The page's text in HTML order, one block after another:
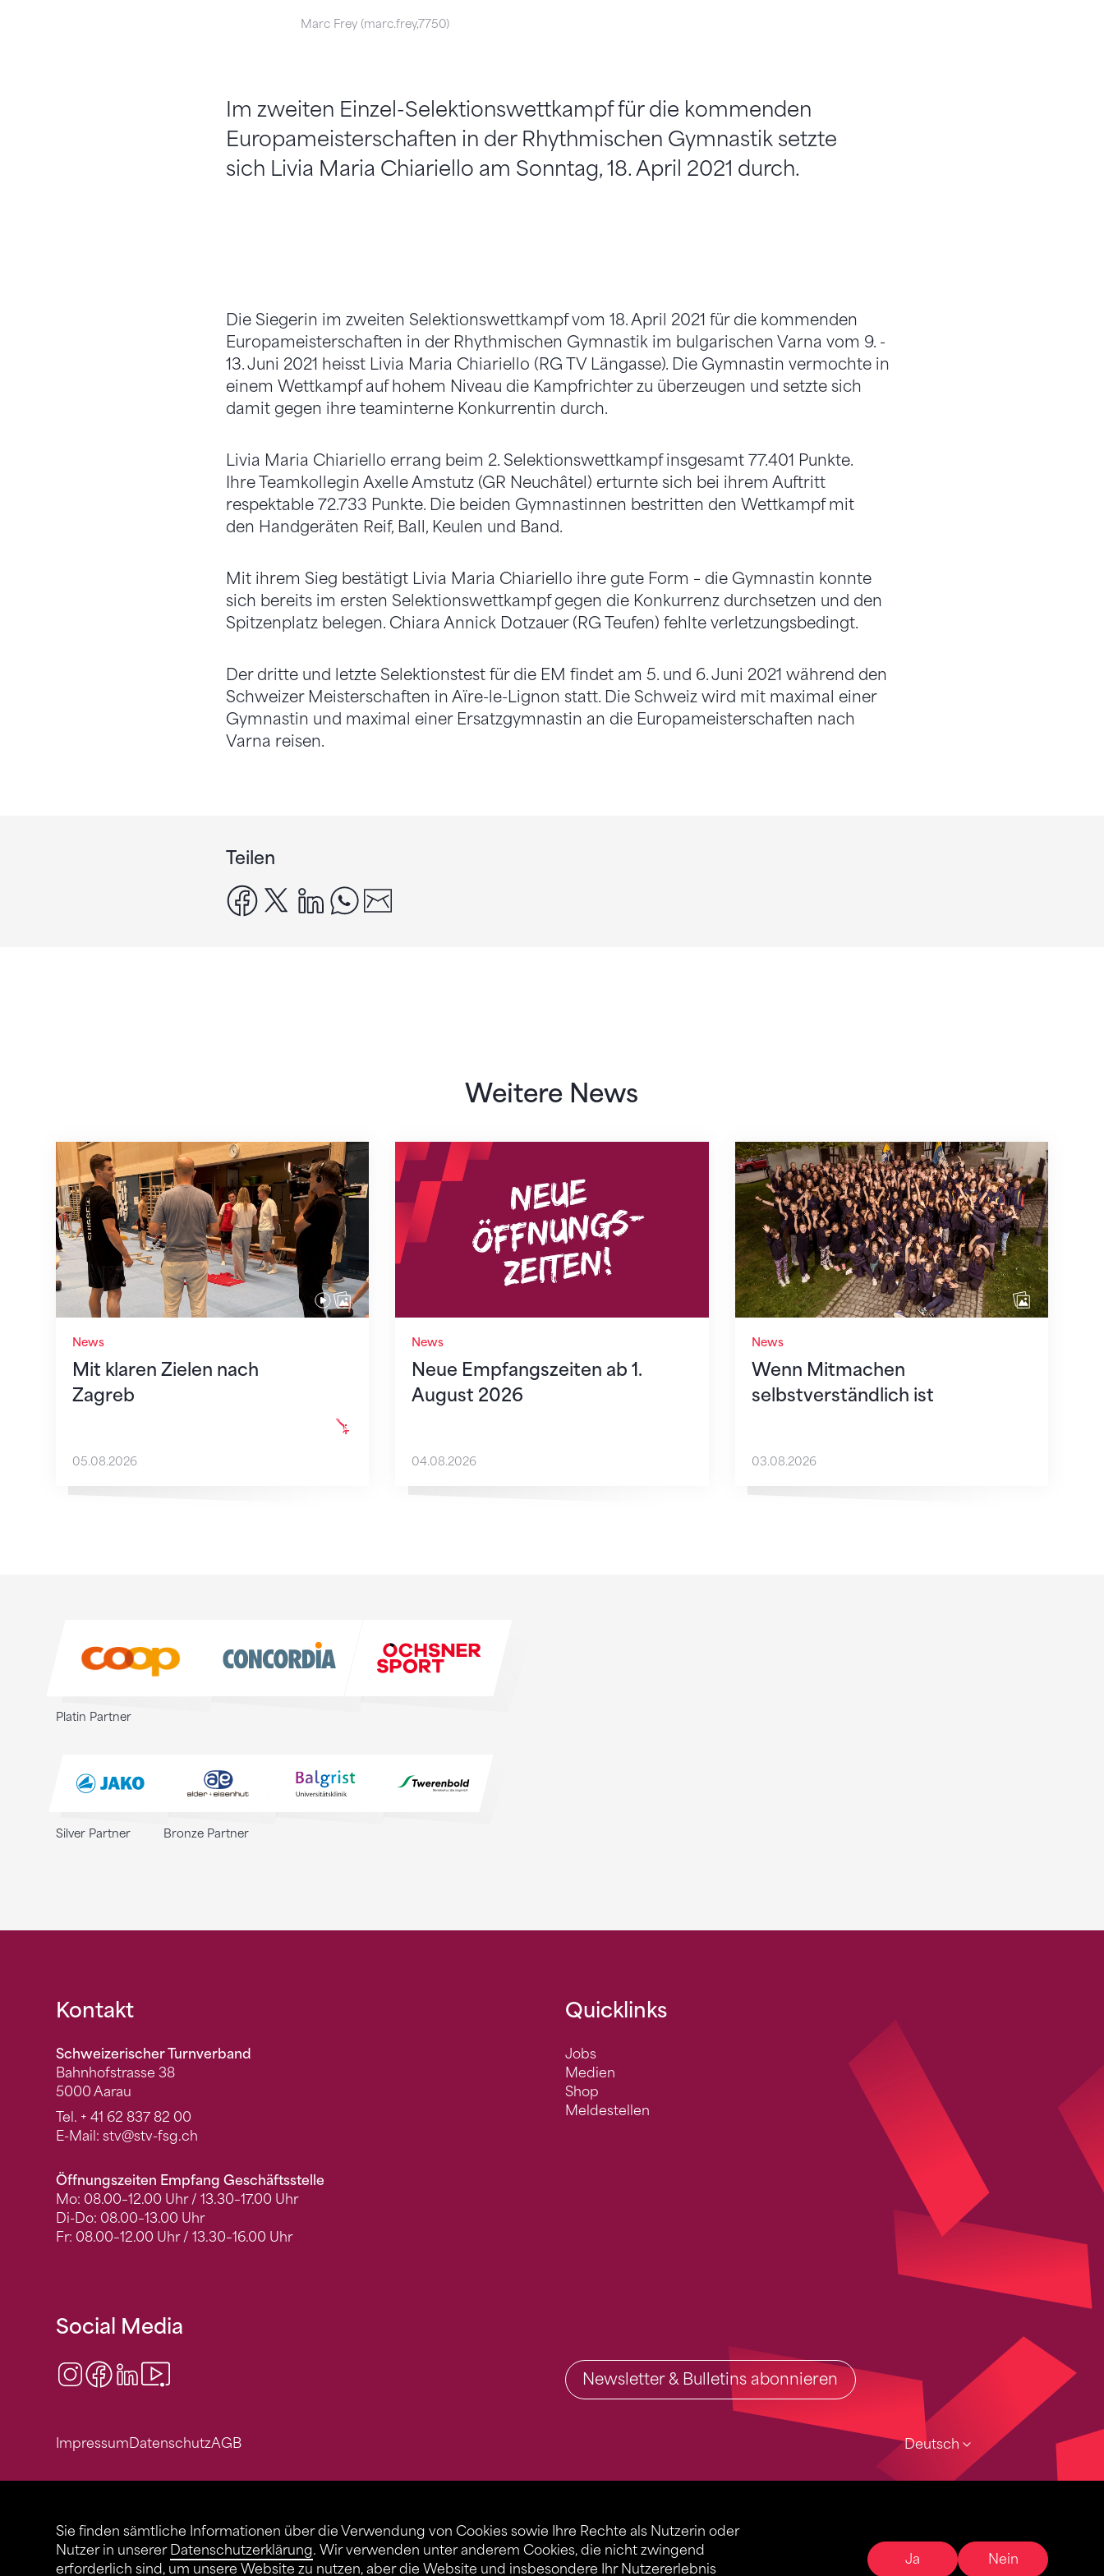
Sie finden sämtliche Informationen über die Verwendung von Cookies sowie Ihre Rechte als Nutzerin oder
Nutzer in unserer Datenschutzerklärung. Wir verwenden unter anderem Cookies, die nicht zwingend
erforderlich sind, um unsere Website zu nutzen, aber die Website und insbesondere Ihr Nutzererlebnis
Ja Nein
Marc Frey (marc.frey,7750)
Im zweiten Einzel-Selektionswettkampf für die kommenden
Europameisterschaften in der Rhythmischen Gymnastik setzte
sich Livia Maria Chiariello am Sonntag, 18. April 2021 durch.
Die Siegerin im zweiten Selektionswettkampf vom 18. April 2021 für die kommenden
Europameisterschaften in der Rhythmischen Gymnastik im bulgarischen Varna vom 9. -
13. Juni 2021 heisst Livia Maria Chiariello (RG TV Längasse). Die Gymnastin vermochte in
einem Wettkampf auf hohem Niveau die Kampfrichter zu überzeugen und setzte sich
damit gegen ihre teaminterne Konkurrentin durch.
Livia Maria Chiariello errang beim 2. Selektionswettkampf insgesamt 77.401 Punkte.
Ihre Teamkollegin Axelle Amstutz (GR Neuchâtel) erturnte sich bei ihrem Auftritt
respektable 72.733 Punkte. Die beiden Gymnastinnen bestritten den Wettkampf mit
den Handgeräten Reif, Ball, Keulen und Band.
Mit ihrem Sieg bestätigt Livia Maria Chiariello ihre gute Form – die Gymnastin konnte
sich bereits im ersten Selektionswettkampf gegen die Konkurrenz durchsetzen und den
Spitzenplatz belegen. Chiara Annick Dotzauer (RG Teufen) fehlte verletzungsbedingt.
Der dritte und letzte Selektionstest für die EM findet am 5. und 6. Juni 2021 während den
Schweizer Meisterschaften in Aïre-le-Lignon statt. Die Schweiz wird mit maximal einer
Gymnastin und maximal einer Ersatzgymnastin an die Europameisterschaften nach
Varna reisen.
Teilen
facebook
x linkedinwhatsapp
Weitere News
News
Mit klaren Zielen nach
Zagreb
Mit klaren Zielen nach Zagreb
05.08.2026
News
Neue Empfangszeiten ab 1.
August 2026
Neue Empfangszeiten ab 1. August 2026
04.08.2026
News
Wenn Mitmachen
selbstverständlich ist
Wenn Mitmachen selbstverständlich ist
03.08.2026
Platin Partner
Silver Partner Bronze Partner
Fusszeile
Kontakt
Schweizerischer Turnverband
Bahnhofstrasse 38
5000 Aarau
Tel. + 41 62 837 82 00
E-Mail: stv@stv-fsg.ch
Öffnungszeiten Empfang Geschäftsstelle
Mo: 08.00–12.00 Uhr / 13.30–17.00 Uhr
Di-Do: 08.00–13.00 Uhr
Fr: 08.00–12.00 Uhr / 13.30–16.00 Uhr
Quicklinks
Jobs
Medien
Shop
Meldestellen
Deutsch
Social Media
Instagram
Facebook
LinkedIn Newsletter & Bulletins abonnieren
ImpressumDatenschutzAGB